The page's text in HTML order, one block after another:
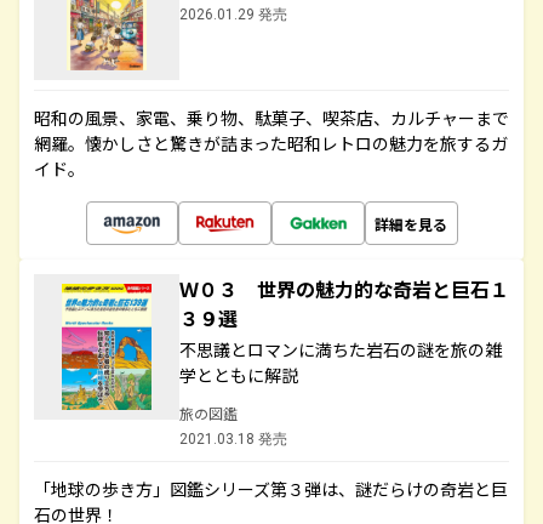
2026.01.29 発売
昭和の風景、家電、乗り物、駄菓子、喫茶店、カルチャーまで
網羅。懐かしさと驚きが詰まった昭和レトロの魅力を旅するガ
イド。
詳細を見る
Ｗ０３ 世界の魅力的な奇岩と巨石１
３９選
不思議とロマンに満ちた岩石の謎を旅の雑
学とともに解説
旅の図鑑
2021.03.18 発売
「地球の歩き方」図鑑シリーズ第３弾は、謎だらけの奇岩と巨
石の世界！